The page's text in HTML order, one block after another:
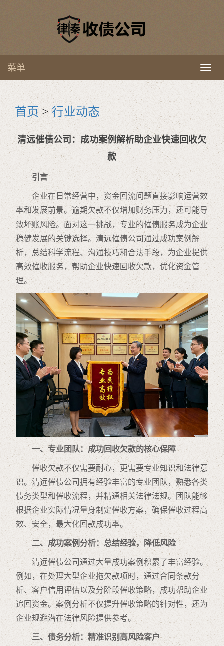
菜单
首页 >行业动态
清远催债公司：成功案例解析助企业快速回收欠
款
引言
企业在日常经营中，资金回流问题直接影响运营效
率和发展前景。逾期欠款不仅增加财务压力，还可能导
致坏账风险。面对这一挑战，专业的催债服务成为企业
稳健发展的关键选择。清远催债公司通过成功案例解
析，总结科学流程、沟通技巧和合法手段，为企业提供
高效催收服务，帮助企业快速回收欠款，优化资金管
理。
一、专业团队：成功回收欠款的核心保障
催收欠款不仅需要耐心，更需要专业知识和法律意
识。清远催债公司拥有经验丰富的专业团队，熟悉各类
债务类型和催收流程，并精通相关法律法规。团队能够
根据企业实际情况量身制定催收方案，确保催收过程高
效、安全，最大化回款成功率。
二、成功案例分析：总结经验，降低风险
清远催债公司通过大量成功案例积累了丰富经验。
例如，在处理大型企业拖欠款项时，通过合同条款分
析、客户信用评估以及分阶段催收策略，成功帮助企业
追回资金。案例分析不仅提升催收策略的针对性，还为
企业规避潜在法律风险提供参考。
三、债务分析：精准识别高风险客户